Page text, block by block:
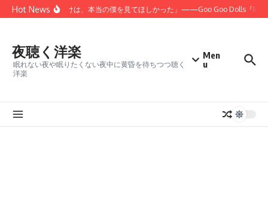
コンテンツへスキップ
Hot News「君にだけは、本当の僕を見てほしかった」——Goo Goo Dolls『Iris』
夜聴く洋楽
眠れない夜や眠りたくない夜中に黄昏を待ちつつ聴く
洋楽
Men
u